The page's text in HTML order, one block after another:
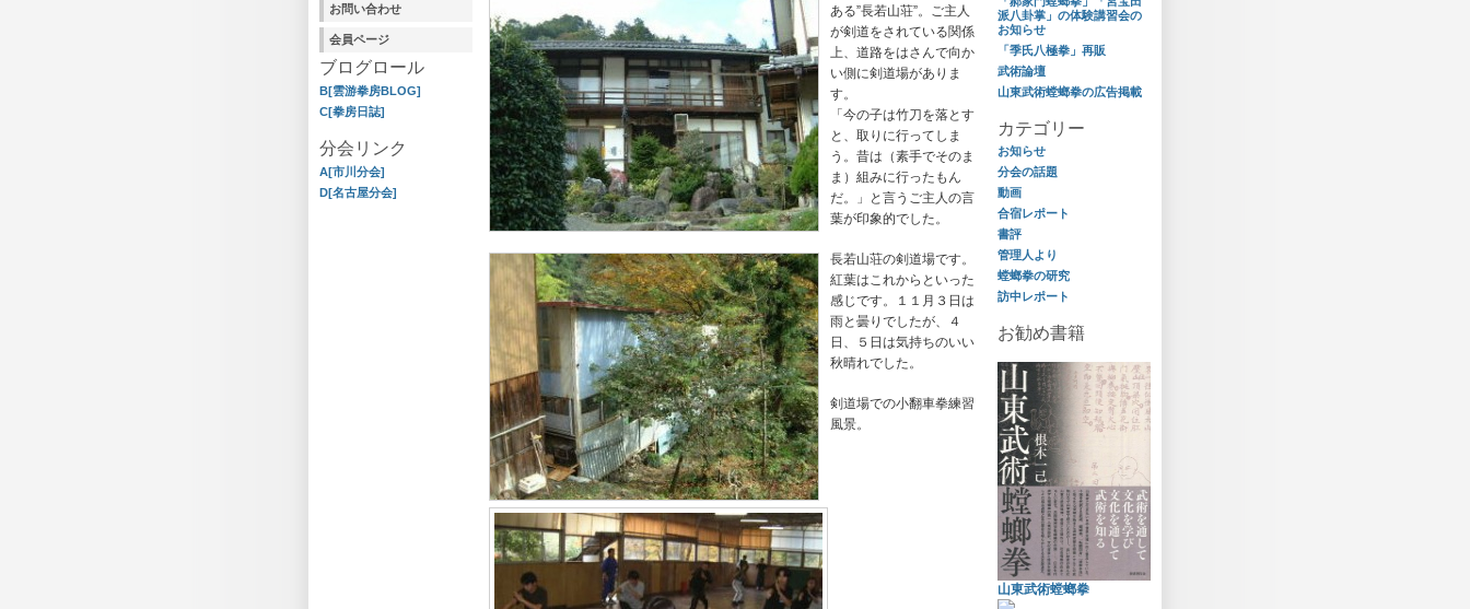
お問い合わせ
会員ページ
ブログロール
B[雲游拳房BLOG]
C[拳房日誌]
分会リンク
A[市川分会]
D[名古屋分会]
派八卦掌」の体験講習会の
お知らせ
「季氏八極拳」再販
武術論壇
山東武術螳螂拳の広告掲載
カテゴリー
お知らせ
分会の話題
動画
合宿レポート
書評
管理人より
螳螂拳の研究
訪中レポート
お勧め書籍
山東武術螳螂拳
ある”長若山荘”。ご主人
が剣道をされている関係
上、道路をはさんで向か
い側に剣道場がありま
す。
「今の子は竹刀を落とす
と、取りに行ってしま
う。昔は（素手でそのま
ま）組みに行ったもん
だ。」と言うご主人の言
葉が印象的でした。
長若山荘の剣道場です。
紅葉はこれからといった
感じです。１１月３日は
雨と曇りでしたが、４
日、５日は気持ちのいい
秋晴れでした。
剣道場での小翻車拳練習
風景。